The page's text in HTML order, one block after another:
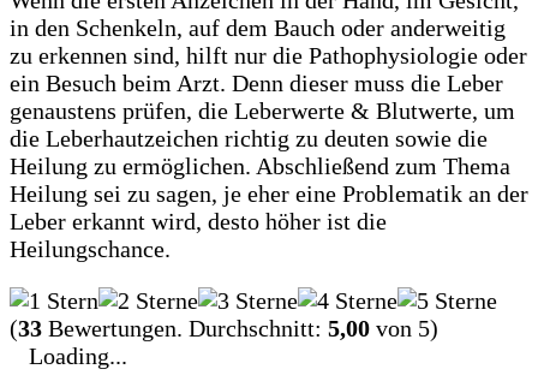
in den Schenkeln, auf dem Bauch oder anderweitig
zu erkennen sind, hilft nur die Pathophysiologie oder
ein Besuch beim Arzt. Denn dieser muss die Leber
genaustens prüfen, die Leberwerte & Blutwerte, um
die Leberhautzeichen richtig zu deuten sowie die
Heilung zu ermöglichen. Abschließend zum Thema
Heilung sei zu sagen, je eher eine Problematik an der
Leber erkannt wird, desto höher ist die
Heilungschance.
(33 Bewertungen. Durchschnitt: 5,00 von 5)
Loading...